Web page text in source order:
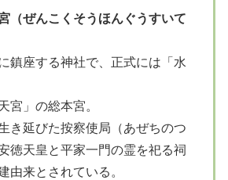
（ぜんこくそうほんぐうすいて
鎮座する神社で、正式には「水
宮」の総本宮。
き延びた按察使局（あぜちのつ
徳天皇と平家一門の霊を祀る祠
由来とされている。